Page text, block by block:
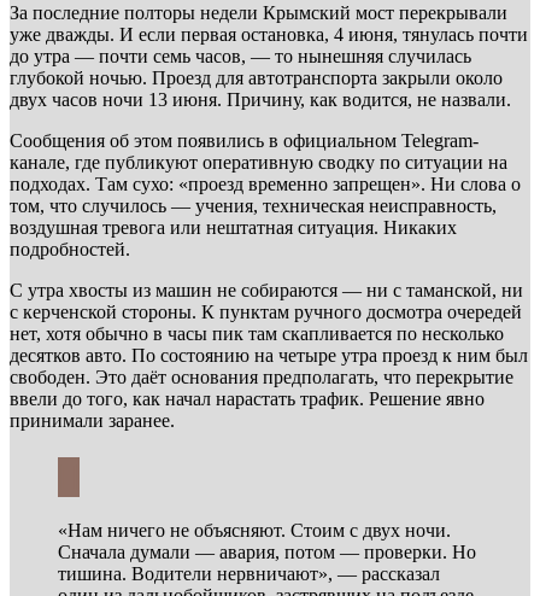
За последние полторы недели Крымский мост перекрывали
уже дважды. И если первая остановка, 4 июня, тянулась почти
до утра — почти семь часов, — то нынешняя случилась
глубокой ночью. Проезд для автотранспорта закрыли около
двух часов ночи 13 июня. Причину, как водится, не назвали.
Сообщения об этом появились в официальном Telegram-
канале, где публикуют оперативную сводку по ситуации на
подходах. Там сухо: «проезд временно запрещен». Ни слова о
том, что случилось — учения, техническая неисправность,
воздушная тревога или нештатная ситуация. Никаких
подробностей.
С утра хвосты из машин не собираются — ни с таманской, ни
с керченской стороны. К пунктам ручного досмотра очередей
нет, хотя обычно в часы пик там скапливается по несколько
десятков авто. По состоянию на четыре утра проезд к ним был
свободен. Это даёт основания предполагать, что перекрытие
ввели до того, как начал нарастать трафик. Решение явно
принимали заранее.
«Нам ничего не объясняют. Стоим с двух ночи.
Сначала думали — авария, потом — проверки. Но
тишина. Водители нервничают», — рассказал